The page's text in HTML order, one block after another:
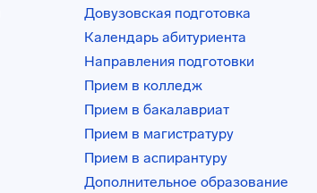
Довузовская подготовка
Календарь абитуриента
Направления подготовки
Прием в колледж
Прием в бакалавриат
Прием в магистратуру
Прием в аспирантуру
Дополнительное образование